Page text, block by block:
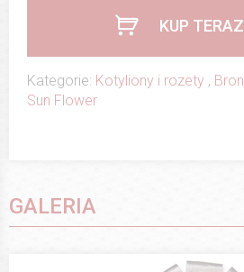
KUP TERAZ
Kategorie: Kotyliony i rozety ,
Sun Flower
GALERIA